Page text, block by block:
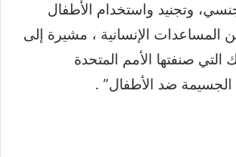
وتجنيد واستخدام الأطفال
المساعدات الإنسانية ، مشيرة إلى
التي صنفتها الأمم المتحدة
الجسيمة ضد الأطفال” .